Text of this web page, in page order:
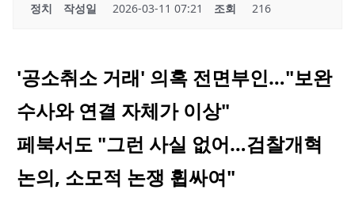
정치 작성일 2026-03-11 07:21 조회 216
'공소취소 거래' 의혹 전면부인…"보완
수사와 연결 자체가 이상"
페북서도 "그런 사실 없어…검찰개혁
논의, 소모적 논쟁 휩싸여"